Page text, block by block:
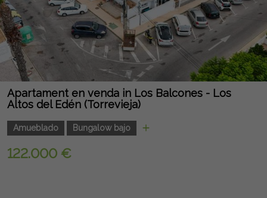
Apartament en venda in Los Balcones - Los
Altos del Edén (Torrevieja)
Amueblado Bungalow bajo
122.000 €